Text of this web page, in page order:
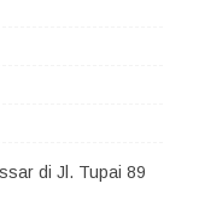
di Jl. Tupai 89